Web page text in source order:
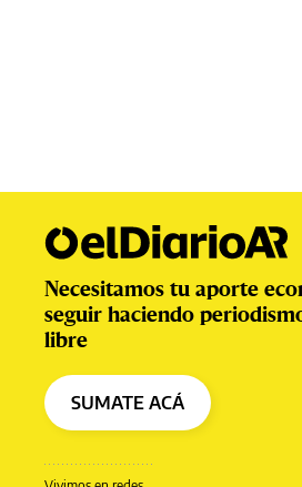
Necesitamos tu aporte
seguir haciendo
libre
SUMATE ACÁ